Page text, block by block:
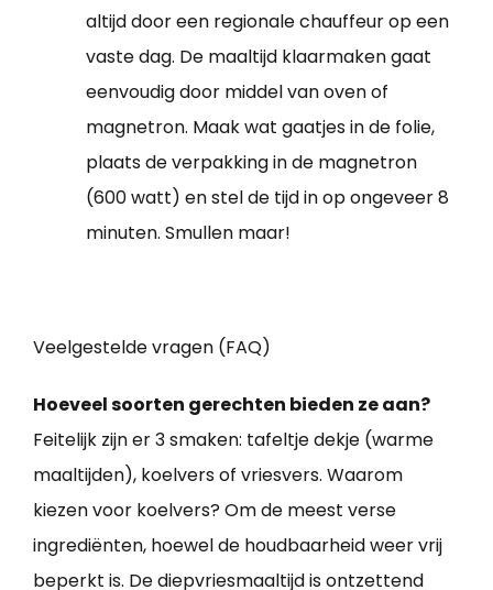
altijd door een regionale chauffeur op een
vaste dag. De maaltijd klaarmaken gaat
eenvoudig door middel van oven of
magnetron. Maak wat gaatjes in de folie,
plaats de verpakking in de magnetron
(600 watt) en stel de tijd in op ongeveer 8
minuten. Smullen maar!
Veelgestelde vragen (FAQ)
Hoeveel soorten gerechten bieden ze aan?
Feitelijk zijn er 3 smaken: tafeltje dekje (warme
maaltijden), koelvers of vriesvers. Waarom
kiezen voor koelvers? Om de meest verse
ingrediënten, hoewel de houdbaarheid weer vrij
beperkt is. De diepvriesmaaltijd is ontzettend